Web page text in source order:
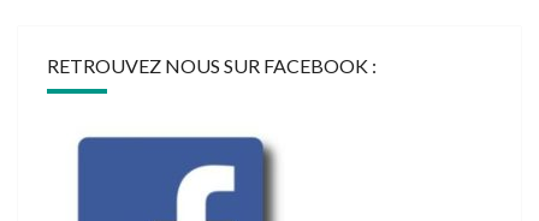
RETROUVEZ NOUS SUR FACEBOOK :